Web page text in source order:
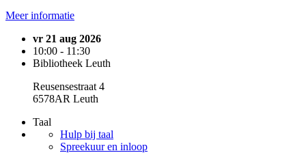
Meer informatie
vr 21 aug 2026
10:00 - 11:30
Bibliotheek Leuth
Reusensestraat 4
6578AR Leuth
Taal
Hulp bij taal
Spreekuur en inloop